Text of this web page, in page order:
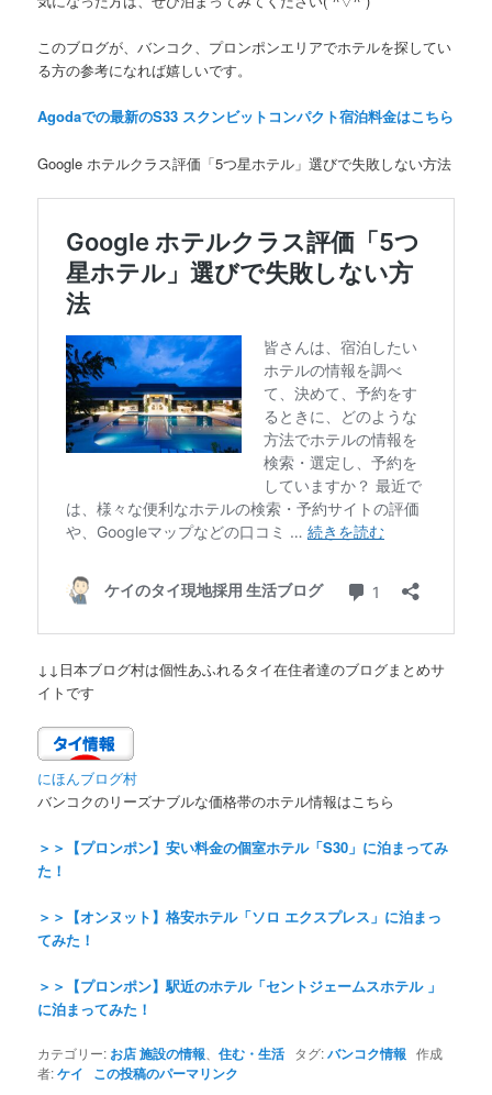
このブログが、バンコク、プロンポンエリアでホテルを探してい
る方の参考になれば嬉しいです。
Agodaでの最新のS33 スクンビットコンパクト宿泊料金はこちら
Google ホテルクラス評価「5つ星ホテル」選びで失敗しない方法
↓↓日本ブログ村は個性あふれるタイ在住者達のブログまとめサ
イトです
にほんブログ村
バンコクのリーズナブルな価格帯のホテル情報はこちら
＞＞【プロンポン】安い料金の個室ホテル「S30」に泊まってみ
た！
＞＞【オンヌット】格安ホテル「ソロ エクスプレス」に泊まっ
てみた！
＞＞【プロンポン】駅近のホテル「セントジェームスホテル 」
に泊まってみた！
カテゴリー: お店 施設の情報、住む・生活 タグ:バンコク情報 作成
者:ケイ この投稿のパーマリンク